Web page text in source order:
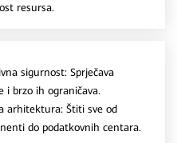
resursa.
sigurnost: Sprječava
i brzo ih ograničava.
arhitektura: Štiti sve od
do podatkovnih centara.